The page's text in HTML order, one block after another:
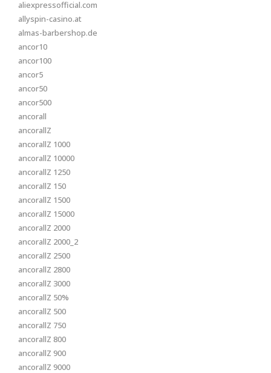
aliexpressofficial.com
allyspin-casino.at
almas-barbershop.de
ancor10
ancor100
ancor5
ancor50
ancor500
ancorall
ancorallZ
ancorallZ 1000
ancorallZ 10000
ancorallZ 1250
ancorallZ 150
ancorallZ 1500
ancorallZ 15000
ancorallZ 2000
ancorallZ 2000_2
ancorallZ 2500
ancorallZ 2800
ancorallZ 3000
ancorallZ 50%
ancorallZ 500
ancorallZ 750
ancorallZ 800
ancorallZ 900
ancorallZ 9000